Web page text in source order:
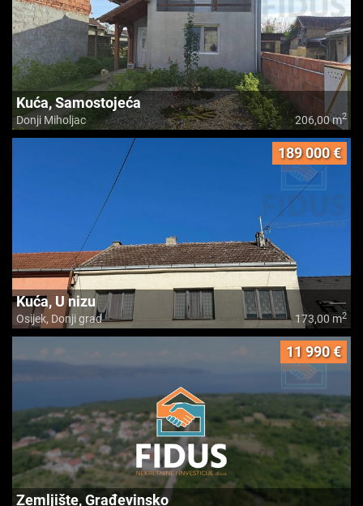
Kuća, Samostojeća
Donji Miholjac 206,00 m2
189 000 €
Kuća, U nizu
Osijek, Donji grad 173,00 m2
11 990 €
Zemljište, Građevinsko